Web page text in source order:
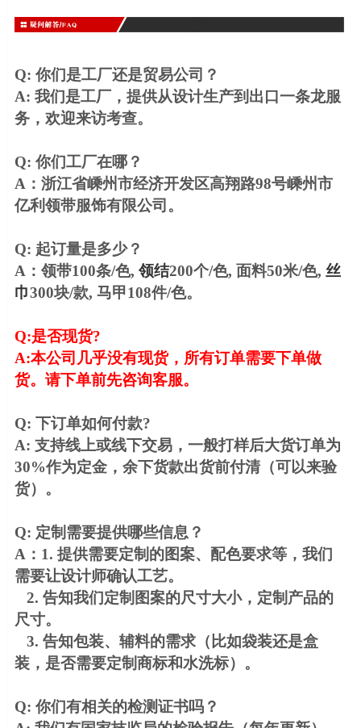
Q: 你们是工厂还是贸易公司？
A: 我们是工厂，提供从设计生产到出口一条龙服
务，欢迎来访考查。
Q: 你们工厂在哪？
A：浙江省嵊州市经济开发区高翔路98号嵊州市
亿利领带服饰有限公司。
Q: 起订量是多少？
A：领带100条/色, 领结200个/色, 面料50米/色, 丝
巾300块/款, 马甲108件/色。
Q:是否现货?
A:本公司几乎没有现货，所有订单需要下单做
货。请下单前先咨询客服。
Q: 下订单如何付款?
A: 支持线上或线下交易，一般打样后大货订单为
30%作为定金，余下货款出货前付清（可以来验
货）。
Q: 定制需要提供哪些信息？
A：1. 提供需要定制的图案、配色要求等，我们
需要让设计师确认工艺。
2. 告知我们定制图案的尺寸大小，定制产品的
尺寸。
3. 告知包装、辅料的需求（比如袋装还是盒
装，是否需要定制商标和水洗标）。
Q: 你们有相关的检测证书吗？